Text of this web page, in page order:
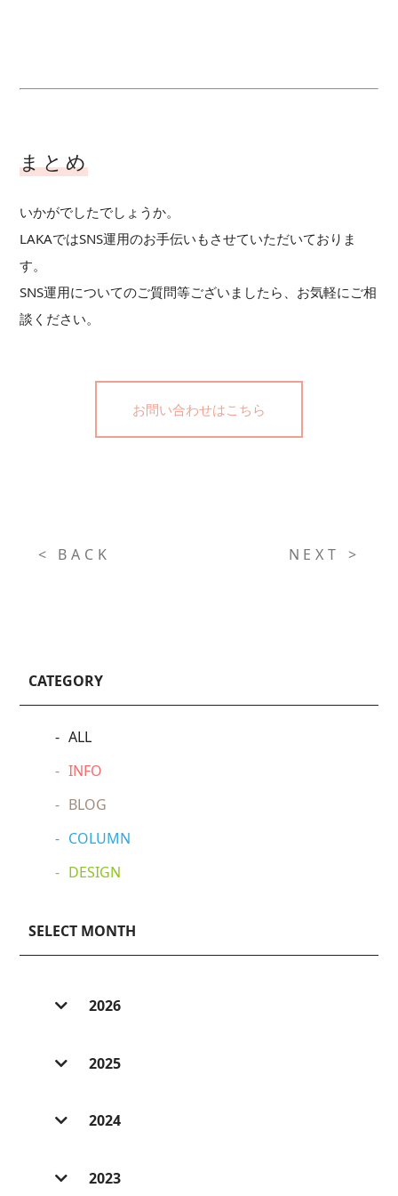
まとめ
いかがでしたでしょうか。
LAKAではSNS運用のお手伝いもさせていただいておりま
す。
SNS運用についてのご質問等ございましたら、お気軽にご相
談ください。
お問い合わせはこちら
< BACK NEXT >
CATEGORY
ALL
INFO
BLOG
COLUMN
DESIGN
SELECT MONTH
2026
2026/ 6 (2)
2026/ 4 (3)
2025
2025/ 10 (2)
2024
2023